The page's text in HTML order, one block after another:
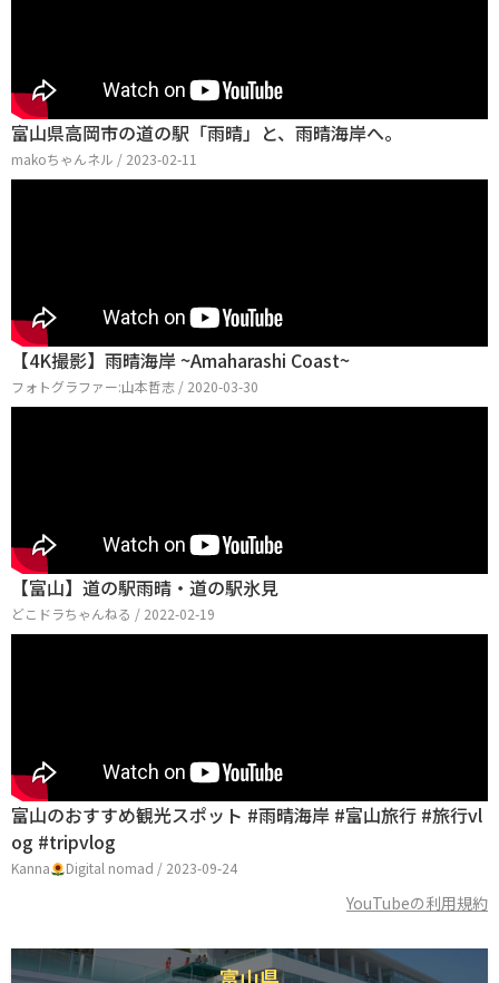
富山県高岡市の道の駅「雨晴」と、雨晴海岸へ。
makoちゃんネル / 2023-02-11
【4K撮影】雨晴海岸 ~Amaharashi Coast~
フォトグラファー:山本哲志 / 2020-03-30
【富山】道の駅雨晴・道の駅氷見
どこドラちゃんねる / 2022-02-19
富山のおすすめ観光スポット #雨晴海岸 #富山旅行 #旅行vl
og #tripvlog
Kanna Digital nomad / 2023-09-24
YouTubeの利用規約